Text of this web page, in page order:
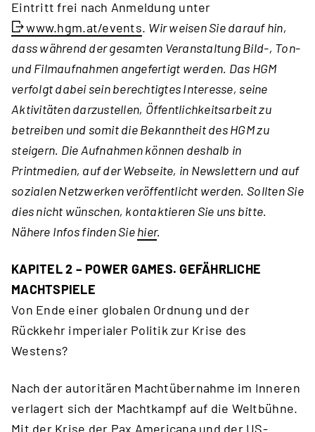
Eintritt frei nach Anmeldung unter
www.hgm.at/events. Wir weisen Sie darauf hin,
dass während der gesamten Veranstaltung Bild-, Ton-
und Filmaufnahmen angefertigt werden. Das HGM
verfolgt dabei sein berechtigtes Interesse, seine
Aktivitäten darzustellen, Öffentlichkeitsarbeit zu
betreiben und somit die Bekanntheit des HGM zu
steigern. Die Aufnahmen können deshalb in
Printmedien, auf der Webseite, in Newslettern und auf
sozialen Netzwerken veröffentlicht werden. Sollten Sie
dies nicht wünschen, kontaktieren Sie uns bitte.
Nähere Infos finden Siehier.
KAPITEL 2 – POWER GAMES. GEFÄHRLICHE
MACHTSPIELE
Von Ende einer globalen Ordnung und der
Rückkehr imperialer Politik zur Krise des
Westens?
Nach der autoritären Machtübernahme im Inneren
verlagert sich der Machtkampf auf die Weltbühne.
Mit der Krise der Pax Americana und der US-